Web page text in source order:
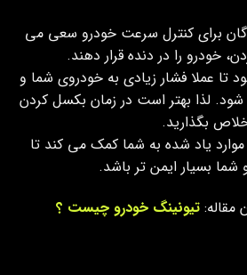
برای کنترل سرعت خودرو سعی می
خودرو را در دنده قرار دهند.
عملا فشار زیادی به خودروی شما و
شود. لذا بهتر است در زمان بکسل کردن
بگذارید.
یاد شده به شما کمک می کند تا
بسیار ایمن تر باشد.
مقاله: تیونینگ خودرو چیست ؟